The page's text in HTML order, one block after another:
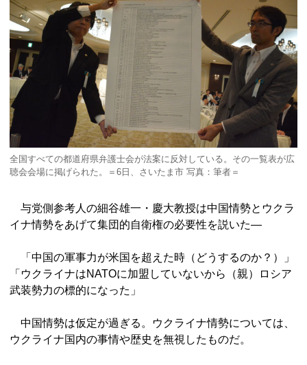
全国すべての都道府県弁護士会が法案に反対している。その一覧表が広
聴会会場に掲げられた。＝6日、さいたま市 写真：筆者＝
与党側参考人の細谷雄一・慶大教授は中国情勢とウクラ
イナ情勢をあげて集団的自衛権の必要性を説いた―
「中国の軍事力が米国を超えた時（どうするのか？）」
「ウクライナはNATOに加盟していないから（親）ロシア
武装勢力の標的になった」
中国情勢は仮定が過ぎる。ウクライナ情勢については、
ウクライナ国内の事情や歴史を無視したものだ。